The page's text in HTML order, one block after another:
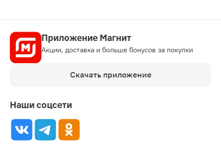
Приложение Магнит
Акции, доставка и больше бонусов за покупки
Скачать приложение
Наши соцсети